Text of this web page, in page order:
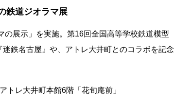
鉄道ジオラマ展
展示」を実施。第16回全国高等学校鉄道模型
鉄名古屋』や、アトレ大井町とのコラボを記念
トレ大井町本館6階「花旬庵前」